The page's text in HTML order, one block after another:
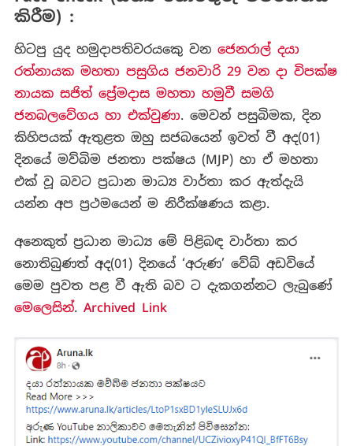
කිරීම) :
හිටපු යුද හමුදාපතිවරයකෙු වන ජෙනරාල් දයා
රත්නායක මහතා පසුගිය ජනවාරි 29 වන දා විපක්ෂ
නායක සජිත් ප්‍රේමදාස මහතා හමුවී සමගි
ජනබලවේගය හා එක්වුණා. මෙවන් පසුබිමක, දින
කිහිපයක් ඇතුළත ඔහු සජබයෙන් ඉවත් වී අද(01)
දිනයේ මව්බිම ජනතා පක්ෂය (MJP) හා ඒ මහතා
එක් වූ බවට ප්‍රධාන මාධ්‍ය වාර්තා කර ඇත්දැයි
යන්න අප ප්‍රථමයෙන් ම නිරීක්ෂණය කළා.
අනෙකුත් ප්‍රධාන මාධ්‍ය මේ පිළිබඳ වාර්තා කර
නොතිබුණත් අද(01) දිනයේ ‘අරුණ’ වේබ් අඩවියේ
මෙම පුවත පළ වී ඇති බව ට දැකගන්නට ලැබුණේ
මෙලෙසින්. Archived Link